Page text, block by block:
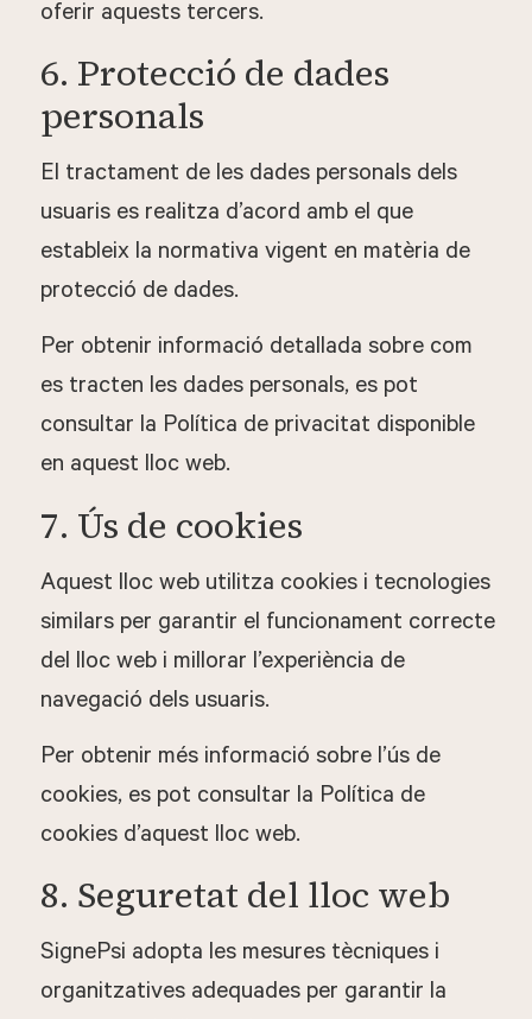
oferir aquests tercers.
6. Protecció de dades
personals
El tractament de les dades personals dels
usuaris es realitza d’acord amb el que
estableix la normativa vigent en matèria de
protecció de dades.
Per obtenir informació detallada sobre com
es tracten les dades personals, es pot
consultar la Política de privacitat disponible
en aquest lloc web.
7. Ús de cookies
Aquest lloc web utilitza cookies i tecnologies
similars per garantir el funcionament correcte
del lloc web i millorar l’experiència de
navegació dels usuaris.
Per obtenir més informació sobre l’ús de
cookies, es pot consultar la Política de
cookies d’aquest lloc web.
8. Seguretat del lloc web
SignePsi adopta les mesures tècniques i
organitzatives adequades per garantir la